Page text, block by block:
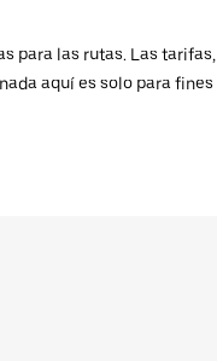
para las rutas. Las
aquí es solo para fines